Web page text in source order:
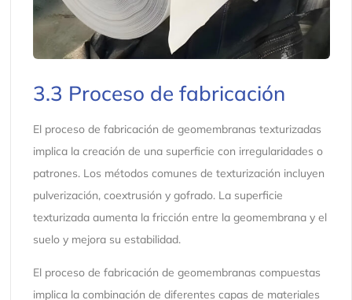
3.3 Proceso de fabricación
El proceso de fabricación de geomembranas texturizadas
implica la creación de una superficie con irregularidades o
patrones. Los métodos comunes de texturización incluyen
pulverización, coextrusión y gofrado. La superficie
texturizada aumenta la fricción entre la geomembrana y el
suelo y mejora su estabilidad.
El proceso de fabricación de geomembranas compuestas
implica la combinación de diferentes capas de materiales